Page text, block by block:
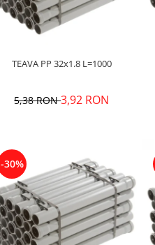
TEAVA PP 32x1.8 L=1000
5,38 RON3,92 RON
-30%